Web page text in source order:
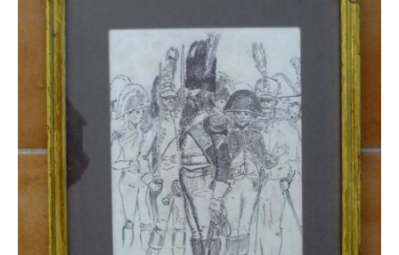
Livres anciens
Luminaires
Meubles
Militaria
Objets insolites